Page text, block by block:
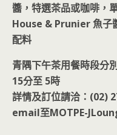
醬，特選茶品或咖啡，
House & Prunier 魚子
配料
青隅下午茶用餐時段分
15分至 5時
詳情及訂位請洽：(02)
email至MOTPE-